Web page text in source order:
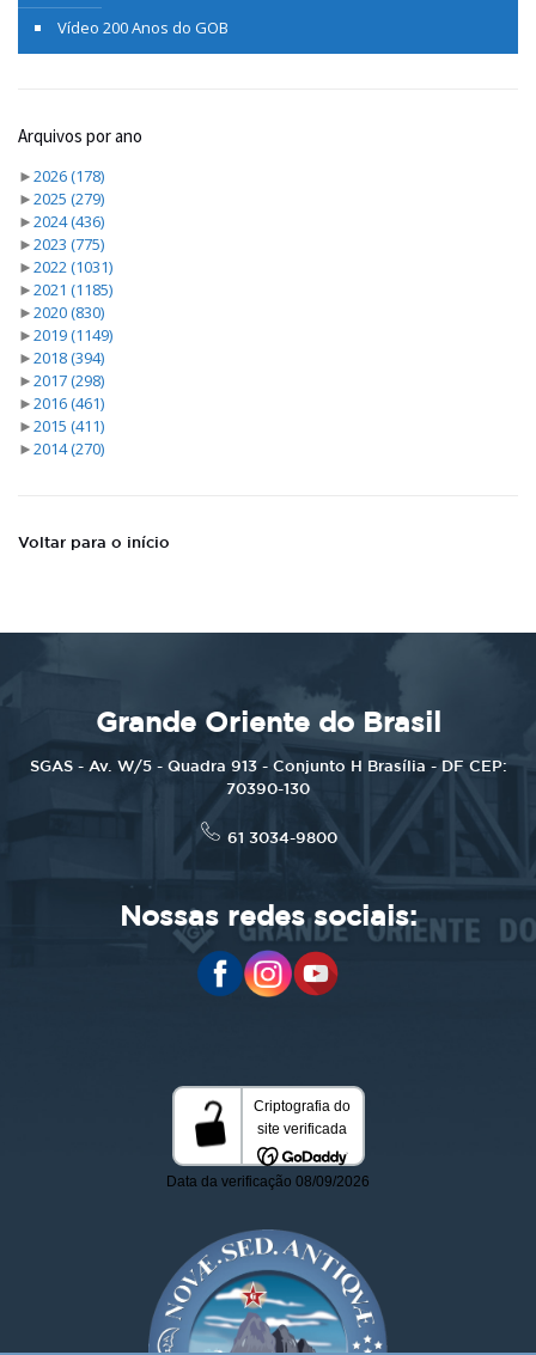
Vídeo 200 Anos do GOB
Arquivos por ano
►2026(178)
►2025 (279)
►2024(436)
►2023 (775)
►2022 (1031)
►2021 (1185)
►2020(830)
►2019(1149)
►2018(394)
►2017(298)
►2016(461)
►2015 (411)
►2014(270)
Voltar para o início
Grande Oriente do Brasil
SGAS - Av. W/5 - Quadra 913 - Conjunto H Brasília - DF CEP:
70390-130
61 3034-9800
Nossas redes sociais: